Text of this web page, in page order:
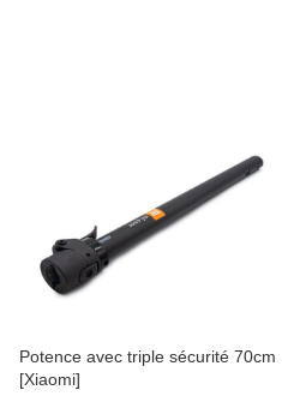
Potence avec triple sécurité 70cm
[Xiaomi]